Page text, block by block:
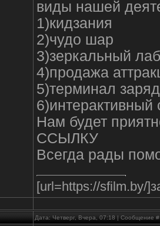
виды нашей
1)кидзания
2)чудо шар
3)зеркальный
4)продажа
5)терминал
6)интерактивный
Нам будет
ССЫЛКУ
Всегда рады
[url=https://sfilm.by/
Дата: Четверг, Вчера, 07:18 | Сообщение